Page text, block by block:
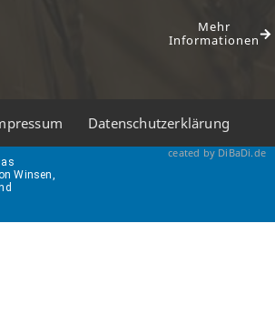
Mehr
Informationen
Datenschutzerklärung
Winsen,
ceated by DiBaDi.de